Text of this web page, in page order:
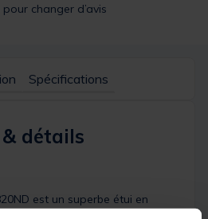
changer d’avis
Spécifications
détails
est un superbe étui en